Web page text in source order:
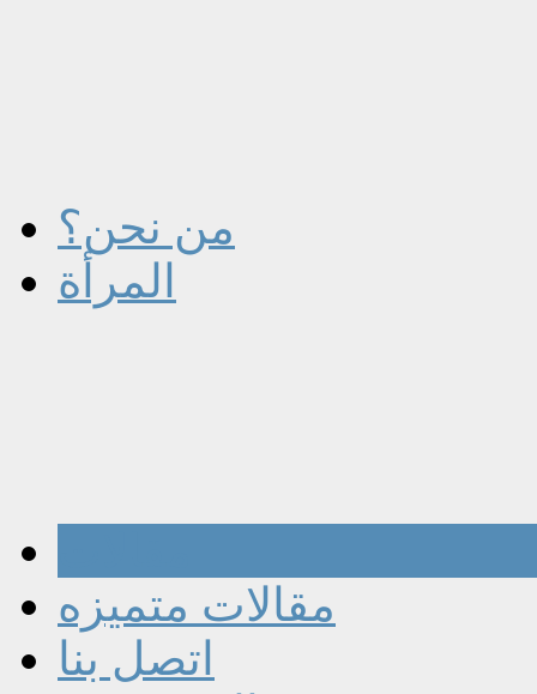
من نحن؟
المرأة
مقالات متميزه
اتصل بنا